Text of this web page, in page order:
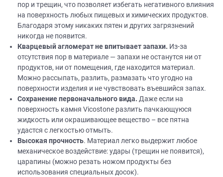
пор и трещин, что позволяет избегать негативного влияния
на поверхность любых пищевых и химических продуктов.
Благодаря этому никаких пятен и других загрязнений
никогда не появится.
Кварцевый агломерат не впитывает запахи. Из-за
отсутствия пор в материале — запахи не останутся ни от
продуктов, ни от помещения, где находится материал.
Можно рассыпать, разлить, размазать что угодно на
поверхности изделия и не чувствовать въевшийся запах.
Сохранение первоначального вида. Даже если на
поверхность камня Vicostone разлить пачкающуюся
жидкость или окрашивающее вещество – все пятна
удастся с легкостью отмыть.
Высокая прочность. Материал легко выдержит любое
механическое воздействие: удары (трещин не появится),
царапины (можно резать ножом продукты без
использования специальных досок).